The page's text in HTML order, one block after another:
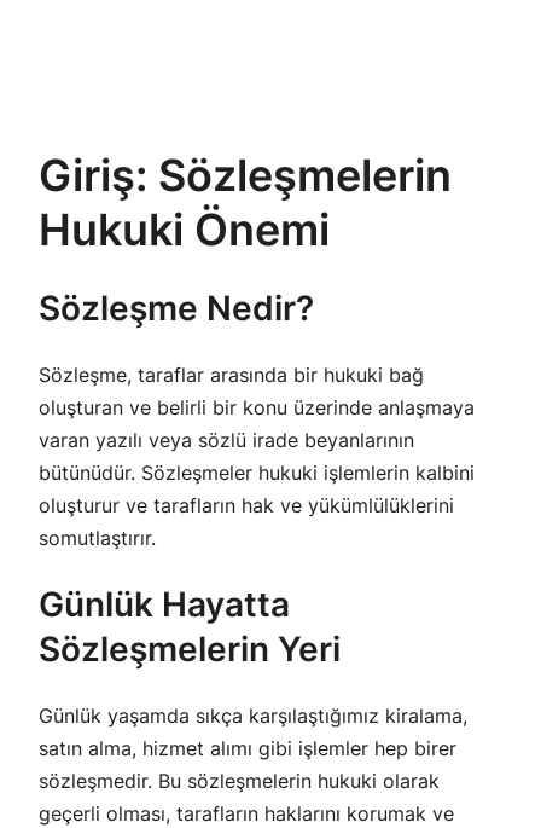
Giriş: Sözleşmelerin
Hukuki Önemi
Sözleşme Nedir?
Sözleşme, taraflar arasında bir hukuki bağ
oluşturan ve belirli bir konu üzerinde anlaşmaya
varan yazılı veya sözlü irade beyanlarının
bütünüdür. Sözleşmeler hukuki işlemlerin kalbini
oluşturur ve tarafların hak ve yükümlülüklerini
somutlaştırır.
Günlük Hayatta
Sözleşmelerin Yeri
Günlük yaşamda sıkça karşılaştığımız kiralama,
satın alma, hizmet alımı gibi işlemler hep birer
sözleşmedir. Bu sözleşmelerin hukuki olarak
geçerli olması, tarafların haklarını korumak ve